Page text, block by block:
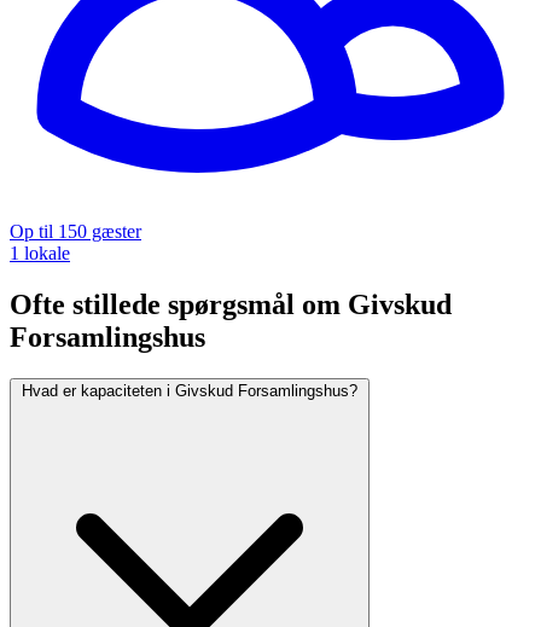
Op til 150 gæster
1 lokale
Ofte stillede spørgsmål om Givskud
Forsamlingshus
Hvad er kapaciteten i Givskud Forsamlingshus?